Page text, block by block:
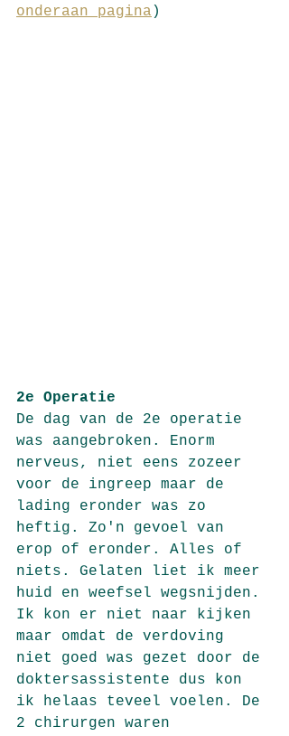
onderaan pagina )
2e Operatie
De dag van de 2e operatie
was aangebroken. Enorm
nerveus, niet eens zozeer
voor de ingreep maar de
lading eronder was zo
heftig. Zo'n gevoel van
erop of eronder. Alles of
niets. Gelaten liet ik meer
huid en weefsel wegsnijden.
Ik kon er niet naar kijken
maar omdat de verdoving
niet goed was gezet door de
doktersassistente dus kon
ik helaas teveel voelen. De
2 chirurgen waren